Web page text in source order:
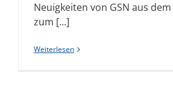
Neuigkeiten von GSN aus dem
zum [...]
Weiterlesen